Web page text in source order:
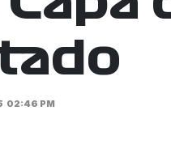
02:46 PM